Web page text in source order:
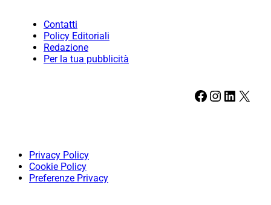
Contatti
Policy Editoriali
Redazione
Per la tua pubblicità
Facebook Instagram LinkedIn X
Privacy Policy
Cookie Policy
Preferenze Privacy